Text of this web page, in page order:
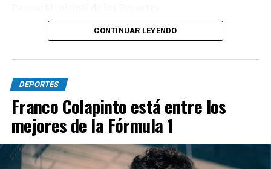
A tal efecto, el secretario Legal, Técnico y de
Comisión ad hoc que tendrá la responsabilidad de
analizar la documentación presentada por la
concesionaria y determinar si la operación se ajusta a las
exigencias previstas en el contrato y en la normativa
vigente.
El cuerpo estará integrado por representantes del
EMDER, la Dirección General Legal y Técnica, la
CONTINUAR LEYENDO
DEPORTES
Franco Colapinto está entre los
mejores de la Fórmula 1